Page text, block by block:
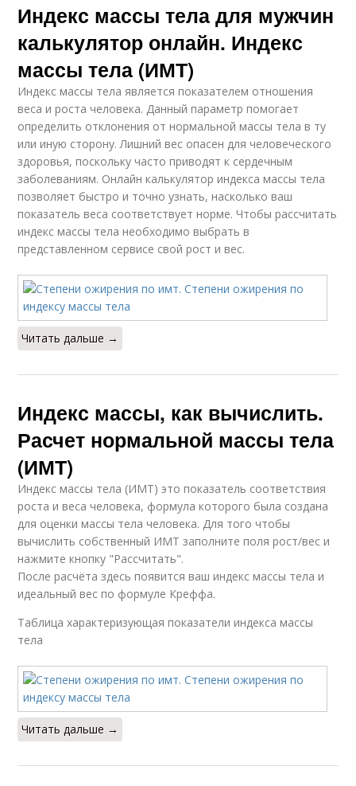
Индекс массы тела для мужчин
калькулятор онлайн. Индекс
массы тела (ИМТ)
Индекс массы тела является показателем отношения
веса и роста человека. Данный параметр помогает
определить отклонения от нормальной массы тела в ту
или иную сторону. Лишний вес опасен для человеческого
здоровья, поскольку часто приводят к сердечным
заболеваниям. Онлайн калькулятор индекса массы тела
позволяет быстро и точно узнать, насколько ваш
показатель веса соответствует норме. Чтобы рассчитать
индекс массы тела необходимо выбрать в
представленном сервисе свой рост и вес.
Читать дальше →
Индекс массы, как вычислить.
Расчет нормальной массы тела
(ИМТ)
Индекс массы тела (ИМТ) это показатель соответствия
роста и веса человека, формула которого была создана
для оценки массы тела человека. Для того чтобы
вычислить собственный ИМТ заполните поля рост/вес и
нажмите кнопку "Рассчитать".
После расчёта здесь появится ваш индекс массы тела и
идеальный вес по формуле Креффа.
Таблица характеризующая показатели индекса массы
тела
Читать дальше →